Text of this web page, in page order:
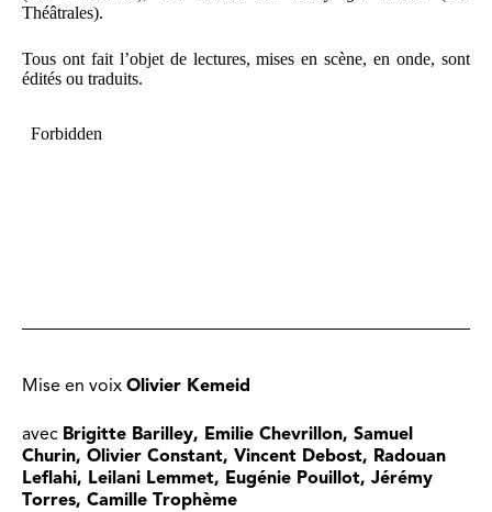
Théâtrales).
Tous ont fait l’objet de lectures, mises en scène, en onde, sont
édités ou traduits.
Mise en voix Olivier Kemeid
avec Brigitte Barilley, Emilie Chevrillon, Samuel
Churin, Olivier Constant, Vincent Debost, Radouan
Leflahi, Leilani Lemmet, Eugénie Pouillot, Jérémy
Torres, Camille Trophème